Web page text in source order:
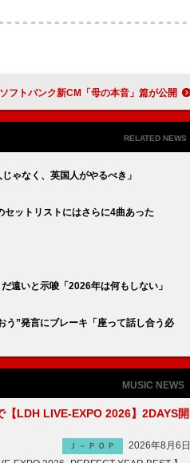
BOYZ「愛唄」をカバーしたソフトバンク新CM「母の本音」篇が公開
RELATED NEWS
ゃなく、英国人がやるべき」
ットリストにはさらに4曲あった
遠いと示唆「2026年は何もしない」
う”発言にブレーキ「座って話し合う必
MUSIC NEWS
LDH LIVE-EXPO 2026】2DAYS開
Ｊ－ＰＯＰ
2026年8月6日